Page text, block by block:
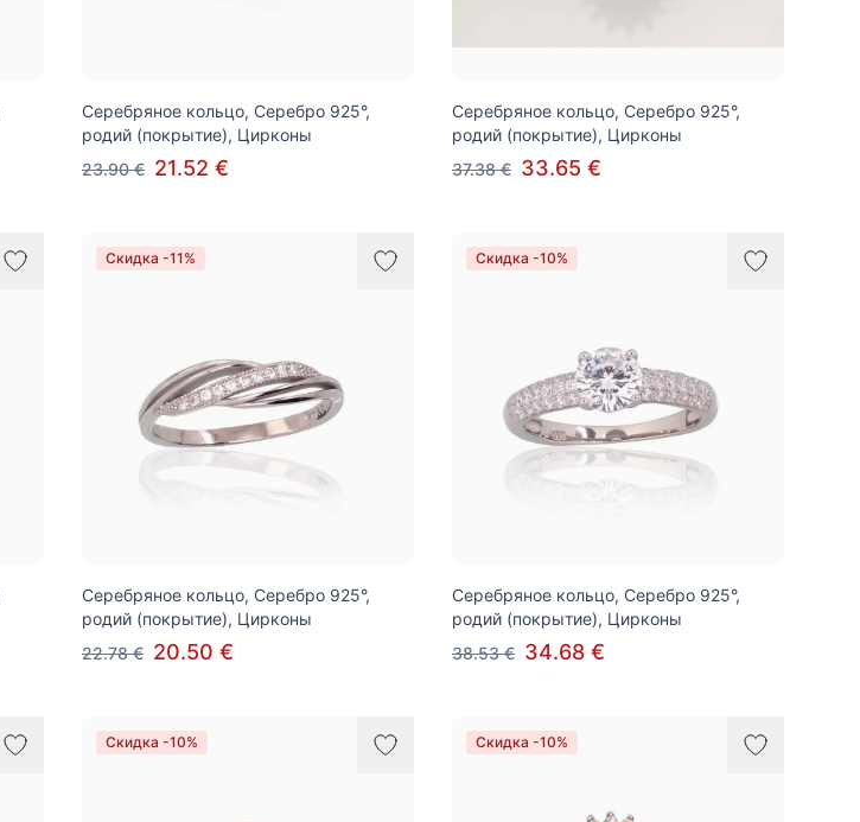
Серебряное кольцо, Серебро 925°,
родий (покрытие), Цирконы
23.90 € 21.52 €
Серебряное кольцо, Серебро 925°,
родий (покрытие), Цирконы
37.38 € 33.65 €
Скидка -11%
Серебряное кольцо, Серебро 925°,
родий (покрытие), Цирконы
22.78 € 20.50 €
Скидка -10%
Серебряное кольцо, Серебро 925°,
родий (покрытие), Цирконы
38.53 € 34.68 €
Скидка -10% Скидка -10%